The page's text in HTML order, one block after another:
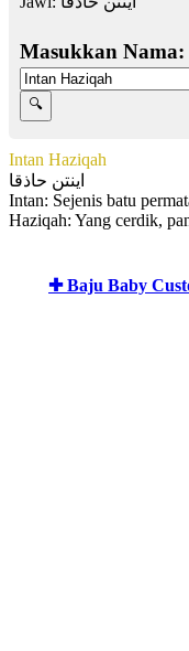
Masukkan Nama:
Intan Haziqah
اينتن حاذقا
Intan: Sejenis batu
Haziqah: Yang cerdik,
✚ Baju Baby